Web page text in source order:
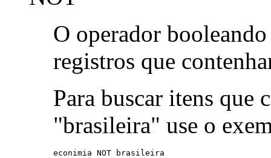
O operador
registros que
Para buscar itens que
"brasileira" use o
econimia NOT brasileira